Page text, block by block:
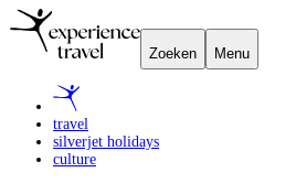
Zoeken Menu
travel
silverjet holidays
culture